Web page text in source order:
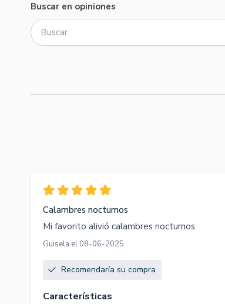
Buscar en opiniones
Calambres nocturnos
Mi favorito alivió calambres nocturnos.
Guisela el 08-06-2025
Recomendaría su compra
Características